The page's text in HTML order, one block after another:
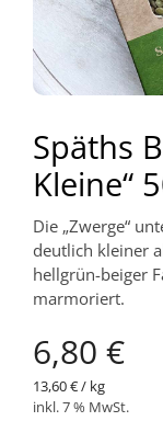
Späths
Kleine“
Die „Zwerge“
deutlich kleiner
hellgrün-beiger
marmoriert.
6,80 €
13,60€/ kg
inkl. 7 % MwSt.